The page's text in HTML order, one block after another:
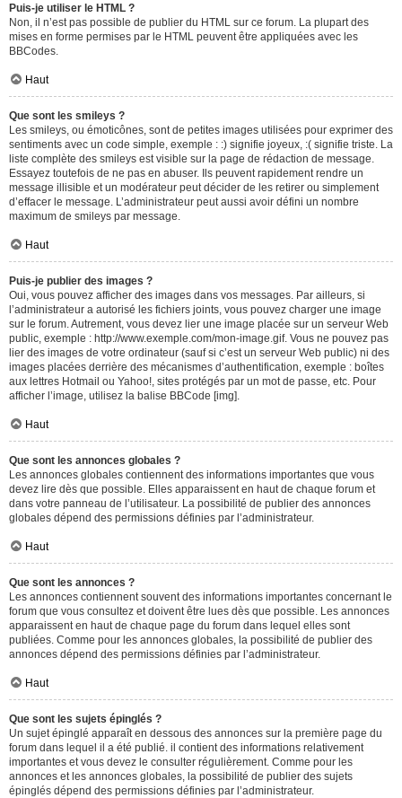
Puis-je utiliser le HTML ?
Non, il n’est pas possible de publier du HTML sur ce forum. La plupart des
mises en forme permises par le HTML peuvent être appliquées avec les
BBCodes.
Haut
Que sont les smileys ?
Les smileys, ou émoticônes, sont de petites images utilisées pour exprimer des
sentiments avec un code simple, exemple : :) signifie joyeux, :( signifie triste. La
liste complète des smileys est visible sur la page de rédaction de message.
Essayez toutefois de ne pas en abuser. Ils peuvent rapidement rendre un
message illisible et un modérateur peut décider de les retirer ou simplement
d’effacer le message. L’administrateur peut aussi avoir défini un nombre
maximum de smileys par message.
Haut
Puis-je publier des images ?
Oui, vous pouvez afficher des images dans vos messages. Par ailleurs, si
l’administrateur a autorisé les fichiers joints, vous pouvez charger une image
sur le forum. Autrement, vous devez lier une image placée sur un serveur Web
public, exemple : http://www.exemple.com/mon-image.gif. Vous ne pouvez pas
lier des images de votre ordinateur (sauf si c’est un serveur Web public) ni des
images placées derrière des mécanismes d’authentification, exemple : boîtes
aux lettres Hotmail ou Yahoo!, sites protégés par un mot de passe, etc. Pour
afficher l’image, utilisez la balise BBCode [img].
Haut
Que sont les annonces globales ?
Les annonces globales contiennent des informations importantes que vous
devez lire dès que possible. Elles apparaissent en haut de chaque forum et
dans votre panneau de l’utilisateur. La possibilité de publier des annonces
globales dépend des permissions définies par l’administrateur.
Haut
Que sont les annonces ?
Les annonces contiennent souvent des informations importantes concernant le
forum que vous consultez et doivent être lues dès que possible. Les annonces
apparaissent en haut de chaque page du forum dans lequel elles sont
publiées. Comme pour les annonces globales, la possibilité de publier des
annonces dépend des permissions définies par l’administrateur.
Haut
Que sont les sujets épinglés ?
Un sujet épinglé apparaît en dessous des annonces sur la première page du
forum dans lequel il a été publié. il contient des informations relativement
importantes et vous devez le consulter régulièrement. Comme pour les
annonces et les annonces globales, la possibilité de publier des sujets
épinglés dépend des permissions définies par l’administrateur.